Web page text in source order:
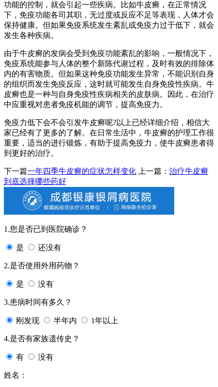
功能的控制，就会引起一些疾病。比如牛皮癣，在正常情况
下，免疫功能各司其职，无过度或反应不足等表现，人体才会
保持健康。但如果免疫系统发生紊乱或免疫力过于低下，就会
发生各种疾病。
由于牛皮癣的发病会受到免疫功能紊乱的影响，一般情况下，
免疫系统能参与人体的整个新陈代谢过程，及时有效的排除体
内的有害物质。但如果这种免疫功能发生异常，不能识别自身
的组织而发生免疫反应，这时就可能发生自身免疫性疾病。牛
皮癣也是一种与自身免疫性疾病相关的皮肤病。因此，在治疗
中应重视对患者免疫机能的调节，提高免疫力。
免疫力低下会不会引发牛皮癣呢?以上已经详细介绍，相信大
家已经有了更多的了解。在日常生活中，牛皮癣的护理工作很
重要，适当的进行锻炼，有助于提高免疫力，使牛皮癣患者得
到更好的治疗。
下一篇一年四季牛皮癣的症状怎样变化 上一篇： 治疗牛皮癣
到底选择哪些药好
1.您是否已到医院确诊？
是 还没有
2.是否使用外用药物？
是 没有
3.患病时间有多久？
刚发现 半年内 1年以上
4.是否有家族遗传史？
有 没有
姓名：